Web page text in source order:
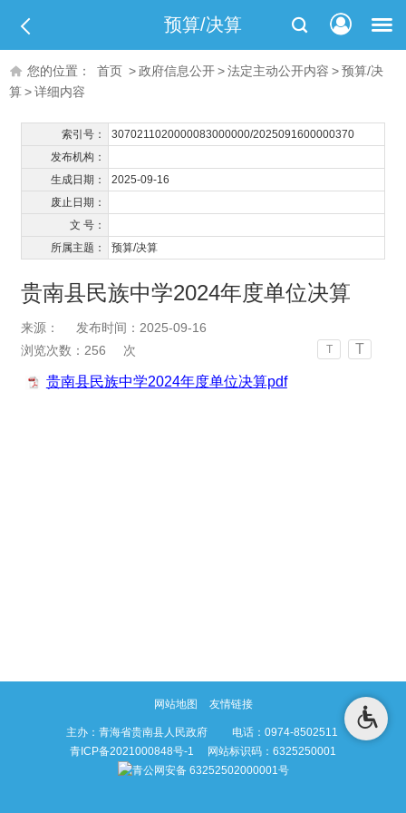
预算/决算
您的位置： 首页 >政府信息公开>法定主动公开内容 >预算/决
算>详细内容
索引号：
3070211020000083000000/2025091600000370
发布机构：
生成日期：
2025-09-16
废止日期：
文 号：
所属主题：
预算/决算
贵南县民族中学2024年度单位决算
来源：
发布时间：2025-09-16
浏览次数： 256 次 T T
贵南县民族中学2024年度单位决算pdf
网站地图 友情链接
主办：青海省贵南县人民政府 电话：0974-8502511
青ICP备2021000848号-1 网站标识码：6325250001
青公网安备 63252502000001号